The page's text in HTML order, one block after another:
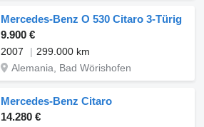
Mercedes-Benz O 530 Citaro 3-Türig
9.900 €
2007
299.000 km
Alemania, Bad Wörishofen
Mercedes-Benz Citaro
14.280 €